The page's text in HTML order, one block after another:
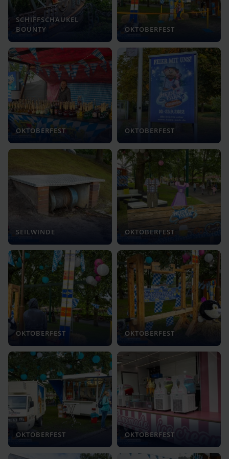
SCHIFFSCHAUKEL
BOUNTY
OKTOBERFEST
OKTOBERFEST OKTOBERFEST
SEILWINDE OKTOBERFEST
OKTOBERFEST OKTOBERFEST
OKTOBERFEST OKTOBERFEST